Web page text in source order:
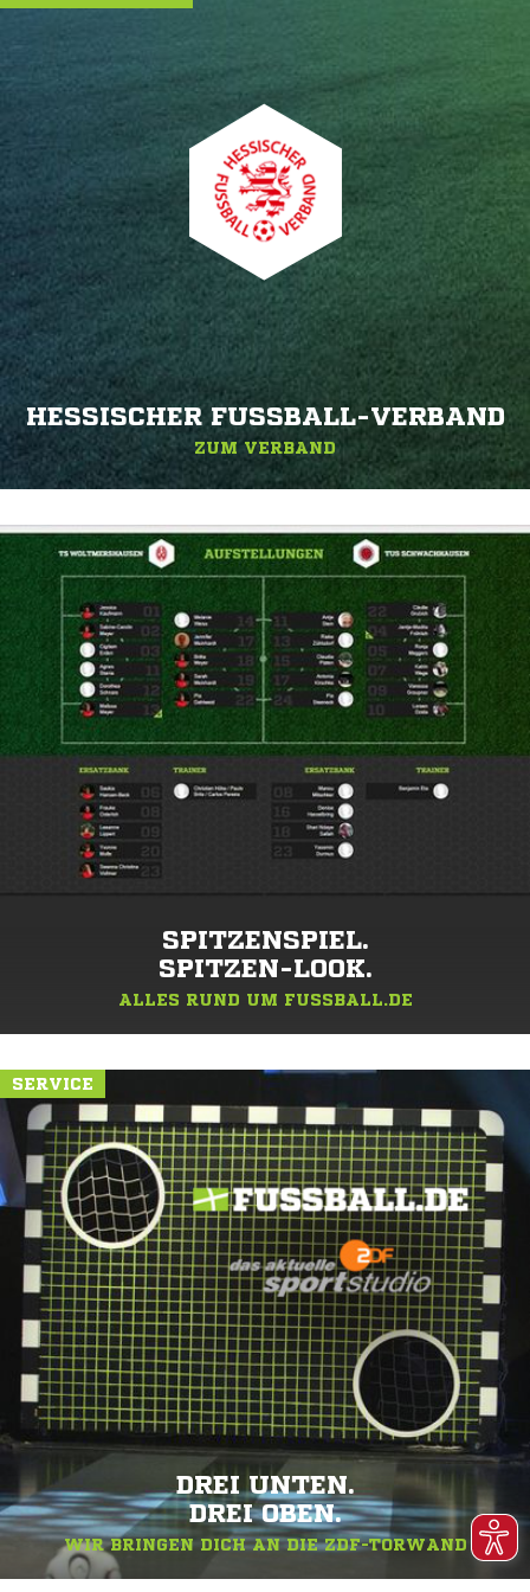
HESSISCHER FUSSBALL-VERBAND
ZUM VERBAND
SPITZENSPIEL.
SPITZEN-LOOK.
ALLES RUND UM FUSSBALL.DE
SERVICE
DREI UNTEN.
DREI OBEN.
WIR BRINGEN DICH AN DIE ZDF-TORWAND